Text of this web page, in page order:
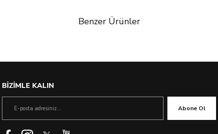
Benzer Ürünler
BİZİMLE KALIN
Abone Ol